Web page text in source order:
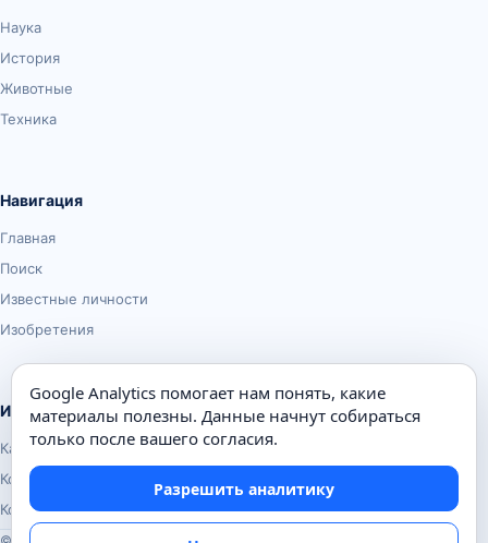
Наука
История
Животные
Техника
Навигация
Главная
Поиск
Известные личности
Изобретения
Информация
Карта сайта
Контакты
Конфиденциальность
Google Analytics помогает нам понять, какие
материалы полезны. Данные начнут собираться
только после вашего согласия.
Разрешить аналитику